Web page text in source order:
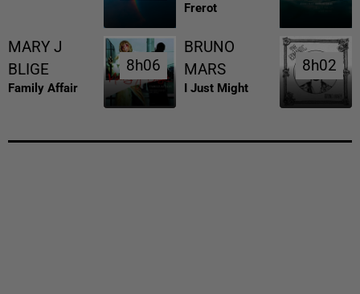
Frerot
MARY J
BLIGE
Family Affair
8h06
8h06
BRUNO
MARS
I Just Might
8h02
8h02